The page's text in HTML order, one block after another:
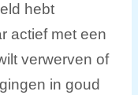
hebt
actief met een
verwerven of
in goud